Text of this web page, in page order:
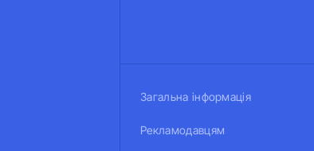
Загальна інформація
Рекламодавцям